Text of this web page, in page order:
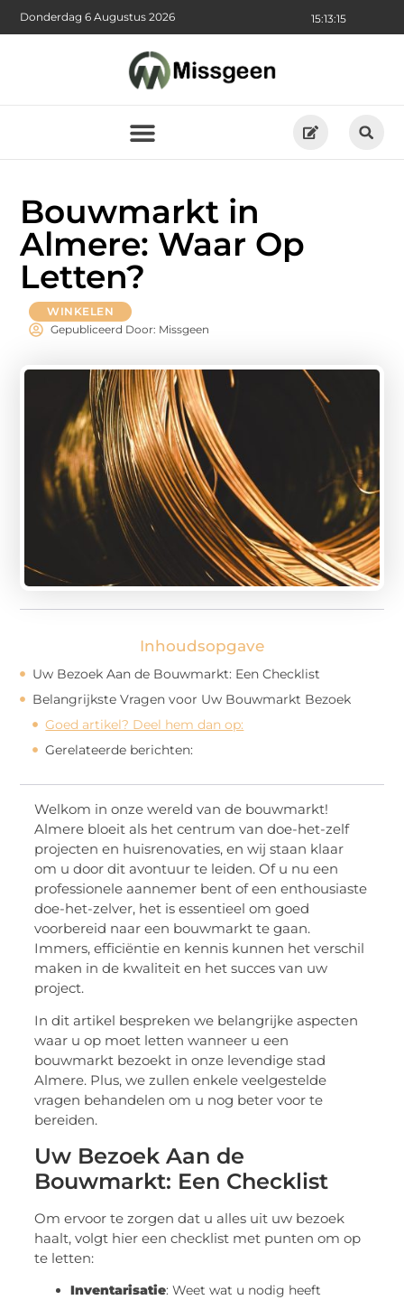
15:13:17
Donderdag 6 Augustus 2026
Bouwmarkt in
Almere: Waar Op
Letten?
WINKELEN
Gepubliceerd Door: Missgeen
Inhoudsopgave
Uw Bezoek Aan de Bouwmarkt: Een Checklist
Belangrijkste Vragen voor Uw Bouwmarkt Bezoek
Goed artikel? Deel hem dan op:
Gerelateerde berichten:
Welkom in onze wereld van de bouwmarkt!
Almere bloeit als het centrum van doe-het-zelf
projecten en huisrenovaties, en wij staan klaar
om u door dit avontuur te leiden. Of u nu een
professionele aannemer bent of een enthousiaste
doe-het-zelver, het is essentieel om goed
voorbereid naar een bouwmarkt te gaan.
Immers, efficiëntie en kennis kunnen het verschil
maken in de kwaliteit en het succes van uw
project.
In dit artikel bespreken we belangrijke aspecten
waar u op moet letten wanneer u een
bouwmarkt bezoekt in onze levendige stad
Almere. Plus, we zullen enkele veelgestelde
vragen behandelen om u nog beter voor te
bereiden.
Uw Bezoek Aan de
Bouwmarkt: Een Checklist
Om ervoor te zorgen dat u alles uit uw bezoek
haalt, volgt hier een checklist met punten om op
te letten:
Inventarisatie: Weet wat u nodig heeft